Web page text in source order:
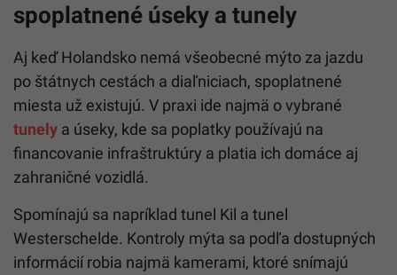
spoplatnené úseky a tunely
Aj keď Holandsko nemá všeobecné mýto za jazdu
po štátnych cestách a diaľniciach, spoplatnené
miesta už existujú. V praxi ide najmä o vybrané
tunely a úseky, kde sa poplatky používajú na
financovanie infraštruktúry a platia ich domáce aj
zahraničné vozidlá.
Spomínajú sa napríklad tunel Kil a tunel
Westerschelde. Kontroly mýta sa podľa dostupných
informácií robia najmä kamerami, ktoré snímajú